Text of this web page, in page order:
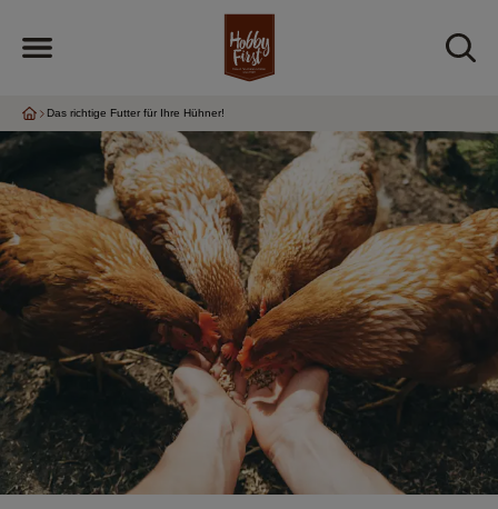
Das richtige Futter für Ihre Hühner!